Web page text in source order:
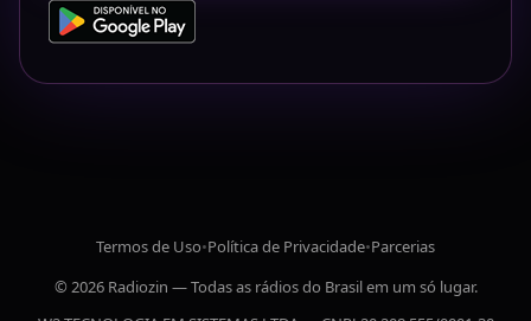
Termos de Uso•Política de Privacidade•Parcerias
© 2026 Radiozin — Todas as rádios do Brasil em um só lugar.